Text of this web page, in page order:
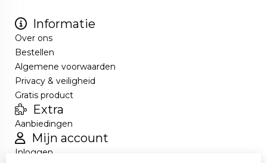
Informatie
Over ons
Bestellen
Algemene voorwaarden
Privacy & veiligheid
Gratis product
Extra
Aanbiedingen
Mijn account
Inloggen